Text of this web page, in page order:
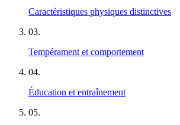
Caractéristiques physiques distinctives
03.
Tempérament et comportement
04.
Éducation et entraînement
05.